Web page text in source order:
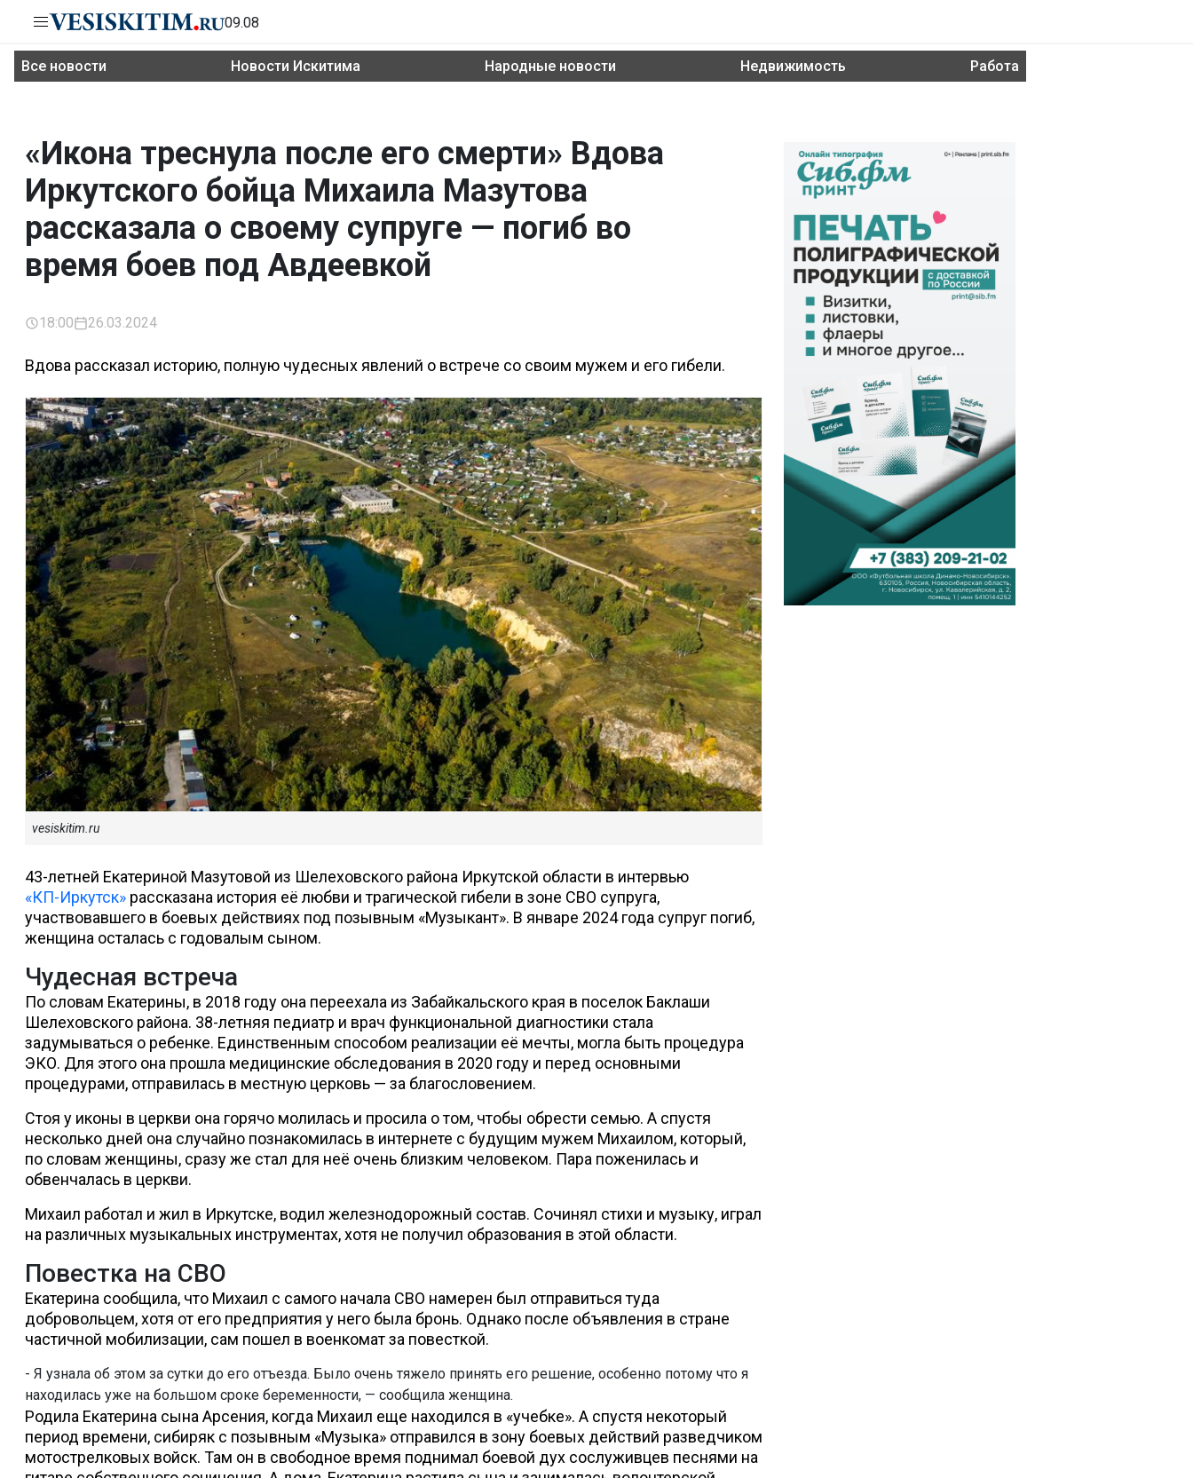
09.08
Все новости Новости Искитима Народные новости Недвижимость Работа
«Икона треснула после его смерти» Вдова
Иркутского бойца Михаила Мазутова
рассказала о своему супруге — погиб во
время боев под Авдеевкой
18:00 26.03.2024
Вдова рассказал историю, полную чудесных явлений о встрече со своим мужем и его гибели.
vesiskitim.ru
43-летней Екатериной Мазутовой из Шелеховского района Иркутской области в интервью
«КП-Иркутск» рассказана история её любви и трагической гибели в зоне СВО супруга,
участвовавшего в боевых действиях под позывным «Музыкант». В январе 2024 года супруг погиб,
женщина осталась с годовалым сыном.
Чудесная встреча
По словам Екатерины, в 2018 году она переехала из Забайкальского края в поселок Баклаши
Шелеховского района. 38-летняя педиатр и врач функциональной диагностики стала
задумываться о ребенке. Единственным способом реализации её мечты, могла быть процедура
ЭКО. Для этого она прошла медицинские обследования в 2020 году и перед основными
процедурами, отправилась в местную церковь — за благословением.
Стоя у иконы в церкви она горячо молилась и просила о том, чтобы обрести семью. А спустя
несколько дней она случайно познакомилась в интернете с будущим мужем Михаилом, который,
по словам женщины, сразу же стал для неё очень близким человеком. Пара поженилась и
обвенчалась в церкви.
Михаил работал и жил в Иркутске, водил железнодорожный состав. Сочинял стихи и музыку, играл
на различных музыкальных инструментах, хотя не получил образования в этой области.
Повестка на СВО
Екатерина сообщила, что Михаил с самого начала СВО намерен был отправиться туда
добровольцем, хотя от его предприятия у него была бронь. Однако после объявления в стране
частичной мобилизации, сам пошел в военкомат за повесткой.
- Я узнала об этом за сутки до его отъезда. Было очень тяжело принять его решение, особенно потому что я
находилась уже на большом сроке беременности, — сообщила женщина.
Родила Екатерина сына Арсения, когда Михаил еще находился в «учебке». А спустя некоторый
период времени, сибиряк с позывным «Музыка» отправился в зону боевых действий разведчиком
мотострелковых войск. Там он в свободное время поднимал боевой дух сослуживцев песнями на